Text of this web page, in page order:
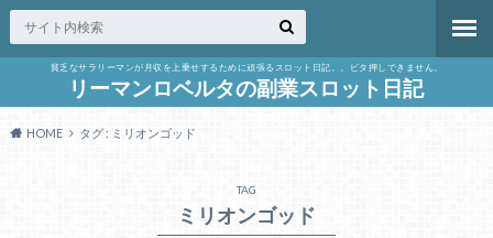
貧乏なサラリーマンが月収を上乗せするために頑張るスロット日記。。ビタ押しできません。
リーマンロベルタの副業スロット日記
HOME タグ : ミリオンゴッド
TAG
ミリオンゴッド